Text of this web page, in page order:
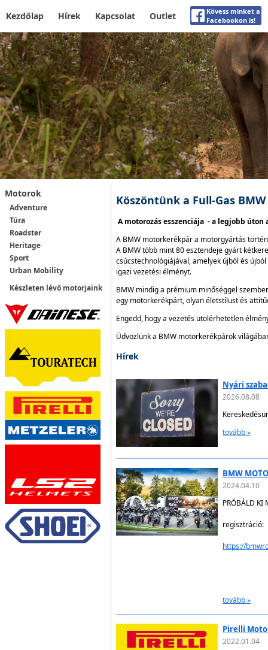
Kezdőlap Hírek Kapcsolat Outlet
Kövess minket a
Facebookon is!
Motorok
Adventure
Túra
Roadster
Heritage
Sport
Urban Mobility
Készleten lévő motorjaink
Köszöntünk a Full-Gas
A motorozás esszenciája - a legjobb úton
A BMW motorkerékpár a motorgyártás
A BMW több mint 80 esztendeje gyárt
csúcstechnológiájával, amelyek újból és
igazi vezetési élményt.
BMW mindig a prémium minőséggel
egy motorkerékpárt, olyan életstílust és
Engedd, hogy a vezetés utolérhetetlen
Üdvözlünk a BMW motorkerékpárok
Hírek
Nyári
2026.08.08
tovább »
BMW
2024.04.10
PRÓBÁLD KI
regisztráció:
https://
tovább »
Pirelli
2022.01.04